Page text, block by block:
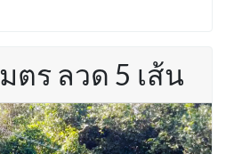
ตร ลวด 5 เส้น